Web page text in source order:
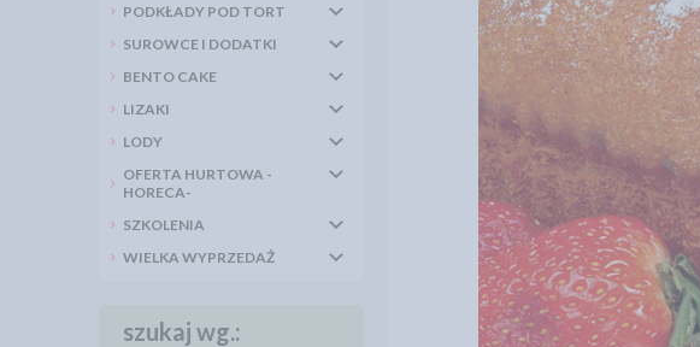
PODKŁADY POD TORT
SUROWCE I DODATKI
BENTO CAKE
LIZAKI
LODY
OFERTA HURTOWA -
HORECA-
SZKOLENIA
WIELKA WYPRZEDAŻ
szukaj wg.: